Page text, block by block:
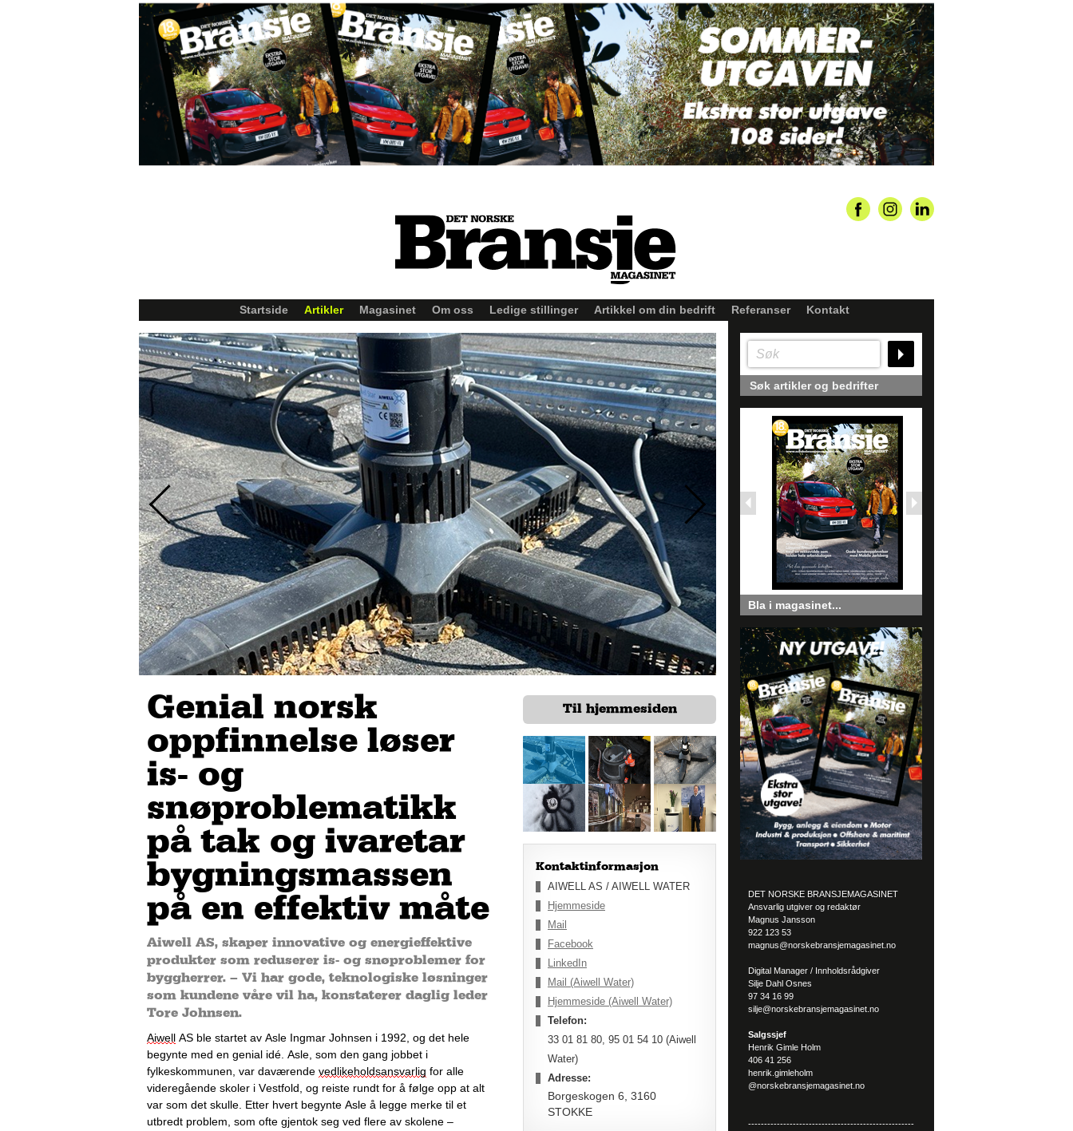
Startside Artikler Magasinet Om oss Ledige stillinger Artikkel om din bedrift Referanser Kontakt
Genial norsk
oppfinnelse løser
is- og
snøproblematikk
på tak og ivaretar
bygningsmassen
på en effektiv måte
Aiwell AS, skaper innovative og energieffektive
produkter som reduserer is- og snøproblemer ​for
byggherrer. – Vi har gode, teknologiske løsninger
som kundene våre vil ha, konstaterer daglig leder
Tore Johnsen.
Aiwell AS ble startet av Asle Ingmar Johnsen i 1992, og det hele
begynte med en genial idé. Asle, som den gang jobbet i
fylkeskommunen, var daværende vedlikeholdsansvarlig for alle
videregående skoler i Vestfold, og reiste rundt for å følge opp at alt
var som det skulle. Etter hvert begynte Asle å legge merke til et
utbredt problem, som ofte gjentok seg ved flere av skolene –
Til hjemmesiden
Kontaktinformasjon
AIWELL AS / AIWELL WATER
Hjemmeside
Mail
Facebook
LinkedIn
Mail (Aiwell Water)
Hjemmeside (Aiwell Water)
Telefon:
33 01 81 80, 95 01 54 10 (Aiwell
Water)
Adresse:
Borgeskogen 6, 3160
STOKKE
Søk artikler og bedrifter
Bla i magasinet...
DET NORSKE BRANSJEMAGASINET
Ansvarlig utgiver og redaktør
Magnus Jansson
922 123 53
magnus@norskebransjemagasinet.no
Digital Manager / Innholdsrådgiver
Silje Dahl Osnes
97 34 16 99
silje@norskebransjemagasinet.no
Salgssjef
Henrik Gimle Holm
406 41 256
henrik.gimleholm
@norskebransjemagasinet.no
----------------------------------------------------